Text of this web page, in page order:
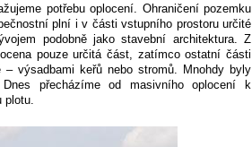
potřebu oplocení. Ohraničení pozemku
plní i v části vstupního prostoru určité
podobně jako stavební architektura. Z
pouze určitá část, zatímco ostatní části
výsadbami keřů nebo stromů. Mnohdy byly
přecházíme od masivního oplocení k